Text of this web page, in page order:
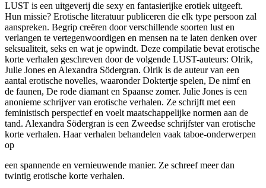
LUST is een uitgeverij die sexy en fantasierijke erotiek uitgeeft.
Hun missie? Erotische literatuur publiceren die elk type persoon zal
aanspreken. Begrip creëren door verschillende soorten lust en
verlangen te vertegenwoordigen en mensen na te laten denken over
seksualiteit, seks en wat je opwindt. Deze compilatie bevat erotische
korte verhalen geschreven door de volgende LUST-auteurs: Olrik,
Julie Jones en Alexandra Södergran. Olrik is de auteur van een
aantal erotische novelles, waaronder Doktertje spelen, De nimf en
de faunen, De rode diamant en Spaanse zomer. Julie Jones is een
anonieme schrijver van erotische verhalen. Ze schrijft met een
feministisch perspectief en voelt maatschappelijke normen aan de
tand. Alexandra Södergran is een Zweedse schrijfster van erotische
korte verhalen. Haar verhalen behandelen vaak taboe-onderwerpen
op
een spannende en vernieuwende manier. Ze schreef meer dan
twintig erotische korte verhalen.